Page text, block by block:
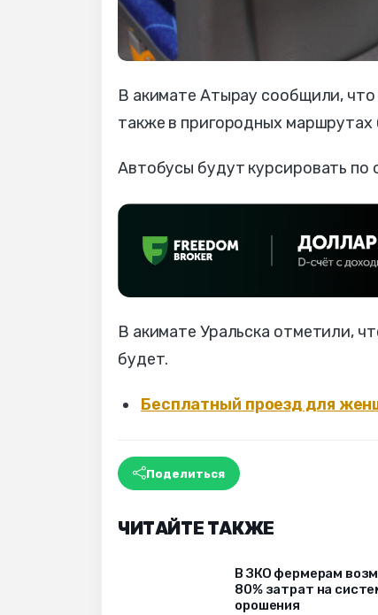
В акимате Атырау сообщили,
также в пригородных
Автобусы будут курсировать по
В акимате Уральска отметили,
будет.
Бесплатный проезд для
Поделиться
ЧИТАЙТЕ ТАКЖЕ
В ЗКО фермерам
80% затрат на
орошения